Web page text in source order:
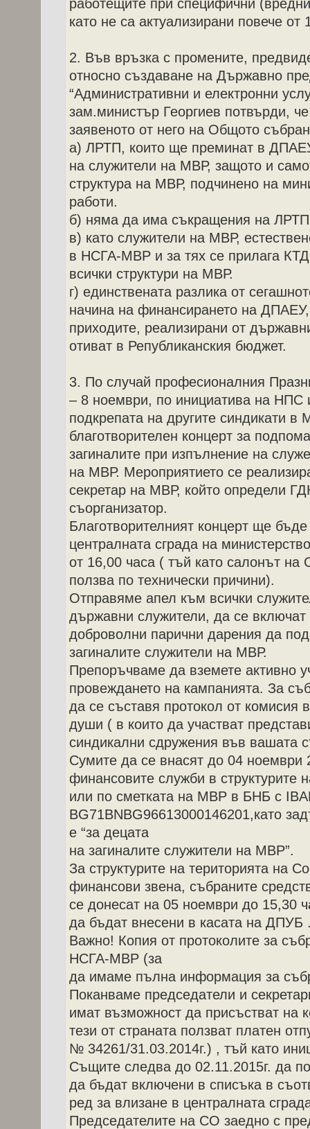
работещите при специфични
като не са актуализирани повече от
2. Във връзка с промените,
относно създаване на Държавно
“Административни и електронни
зам.министър Георгиев потвърди,
заявеното от него на Общото
а) ЛРТП, които ще преминат в
на служители на МВР, защото и
структура на МВР, подчинено на
работи.
б) няма да има съкращения на ЛРТП
в) като служители на МВР,
в НСГА-МВР и за тях се прилага
всички структури на МВР.
г) единствената разлика от
начина на финансирането на
приходите, реализирани от
отиват в Републиканския бюджет.
3. По случай професионалния
– 8 ноември, по инициатива на
подкрепата на другите синдикати в
благотворителен концерт за
загиналите при изпълнение на
на МВР. Мероприятието се
секретар на МВР, който определи
съорганизатор.
Благотворителният концерт ще
централната сграда на
от 16,00 часа ( тъй като салонът
ползва по технически причини).
Отправяме апел към всички
държавни служители, да се включат
доброволни парични дарения да
загиналите служители на МВР.
Препоръчваме да вземете активно
провеждането на кампанията. За
да се съставя протокол от
души ( в които да участват
синдикални сдружения във вашата
Сумите да се внасят до 04 ноември
финансовите служби в структурите
или по сметката на МВР в БНБ с
BG71BNBG96613000146201,като
е “за децата
на загиналите служители на МВР”.
За структурите на територията на
финансови звена, събраните
се донесат на 05 ноември до 15,30
да бъдат внесени в касата на ДПУБ
Важно! Копия от протоколите за
НСГА-МВР (за
да имаме пълна информация за
Поканваме председатели и
имат възможност да присъстват на
тези от страната ползват платен
№ 34261/31.03.2014г.) , тъй като
Същите следва до 02.11.2015г. да
да бъдат включени в списъка в
ред за влизане в централната
Председателите на СО заедно с